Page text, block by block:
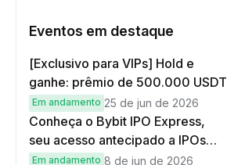
Eventos em destaque
[Exclusivo para VIPs] Hold e
ganhe: prêmio de 500.000 USDT
Em andamento 25 de jun de 2026
Conheça o Bybit IPO Express,
seu acesso antecipado a IPOs
globais
Em andamento 8 de jun de 2026